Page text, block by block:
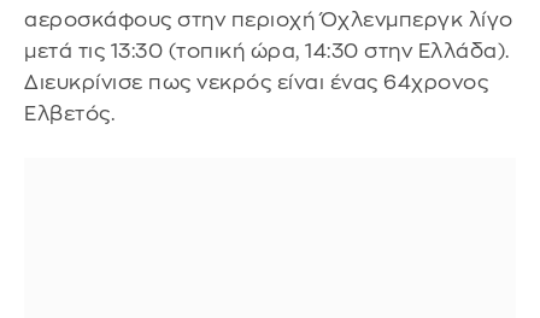
αεροσκάφους στην περιοχή Όχλενμπεργκ λίγο
μετά τις 13:30 (τοπική ώρα, 14:30 στην Ελλάδα).
Διευκρίνισε πως νεκρός είναι ένας 64χρονος
Ελβετός.